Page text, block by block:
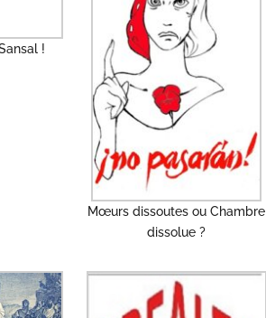
!
Mœurs dissoutes ou Chambre
dissolue ?